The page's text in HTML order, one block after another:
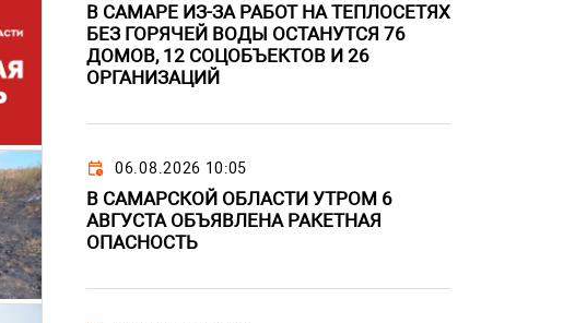
В САМАРЕ ИЗ-ЗА РАБОТ НА ТЕПЛОСЕТЯХ
БЕЗ ГОРЯЧЕЙ ВОДЫ ОСТАНУТСЯ 76
ДОМОВ, 12 СОЦОБЪЕКТОВ И 26
ОРГАНИЗАЦИЙ
06.08.2026 10:05
В САМАРСКОЙ ОБЛАСТИ УТРОМ 6
АВГУСТА ОБЪЯВЛЕНА РАКЕТНАЯ
ОПАСНОСТЬ